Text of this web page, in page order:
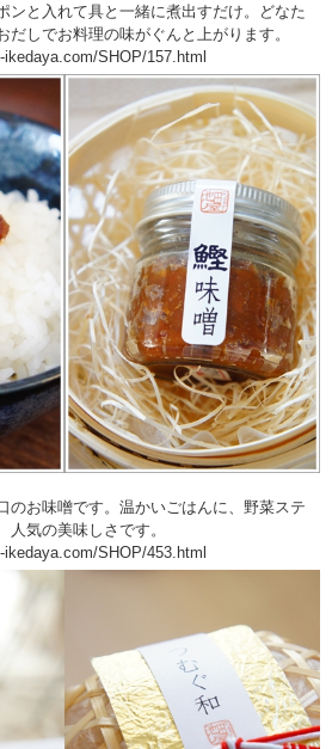
ンと入れて具と一緒に煮出すだけ。どなた
しでお料理の味がぐんと上がります。
SHOP/157.html
のお味噌です。温かいごはんに、野菜ステ
人気の美味しさです。
SHOP/453.html